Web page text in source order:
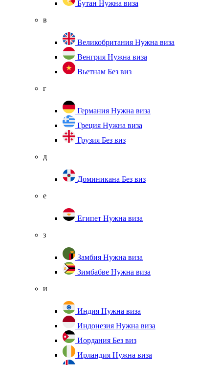
Бутан Нужна виза
в
Великобритания Нужна виза
Венгрия Нужна виза
Вьетнам Без виз
г
Германия Нужна виза
Греция Нужна виза
Грузия Без виз
д
Доминикана Без виз
е
Египет Нужна виза
з
Замбия Нужна виза
Зимбабве Нужна виза
и
Индия Нужна виза
Индонезия Нужна виза
Иордания Без виз
Ирландия Нужна виза